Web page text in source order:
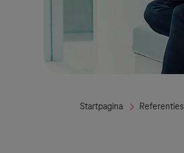
Startpagina Referenties